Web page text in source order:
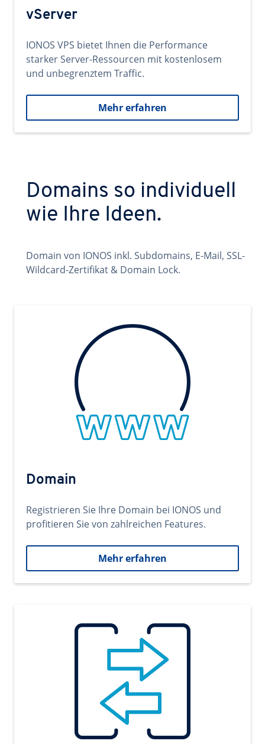
vServer
IONOS VPS bietet Ihnen die Performance
starker Server-Ressourcen mit kostenlosem
und unbegrenztem Traffic.
Mehr erfahren
Domains so individuell
wie Ihre Ideen.
Domain von IONOS inkl. Subdomains, E-Mail, SSL-
Wildcard-Zertifikat & Domain Lock.
Domain
Registrieren Sie Ihre Domain bei IONOS und
profitieren Sie von zahlreichen Features.
Mehr erfahren